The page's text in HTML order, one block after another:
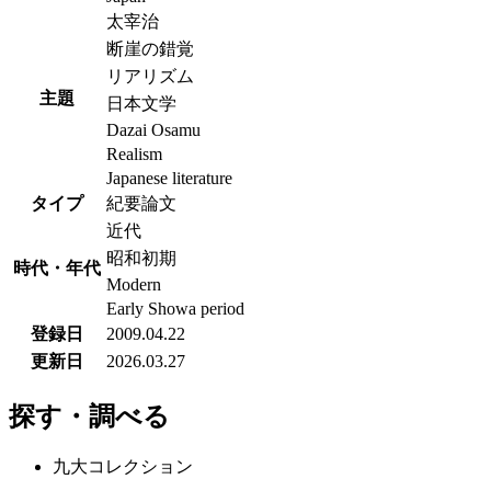
主題
太宰治
断崖の錯覚
リアリズム
日本文学
Dazai Osamu
Realism
Japanese literature
タイプ
紀要論文
時代・年代
近代
昭和初期
Modern
Early Showa period
登録日
2009.04.22
更新日
2026.03.27
探す・調べる
九大コレクション